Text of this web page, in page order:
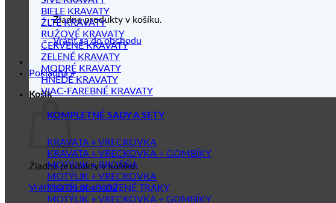
Žiadne produkty v košíku.
Vrátiť sa do obchodu
Pokladňa +
Košík
Žiadne produkty v košíku.
Vrátiť sa do obchodu
BIELE KRAVATY
ŽLTÉ KRAVATY
RUŽOVÉ KRAVATY
ČERVENÉ KRAVATY
ZELENÉ KRAVATY
MODRÉ KRAVATY
HNEDÉ KRAVATY
VIAC-FAREBNÉ KRAVATY
KOMPLETNÉ SADY A SETY
KRAVATA + VRECKOVKA
KRAVATA + VRECKOVKA + GOMBÍKY
MOTÝLIK + BROŠŇA
MOTÝLIK + VRECKOVKA
MOTÝLIK + KOŽENÉ TRAKY
MOTÝLIK + VRECKOVKA + GOMBÍKY